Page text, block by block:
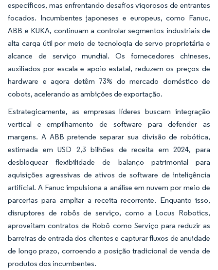
específicos, mas enfrentando desafios vigorosos de entrantes
focados. Incumbentes japoneses e europeus, como Fanuc,
ABB e KUKA, continuam a controlar segmentos industriais de
alta carga útil por meio de tecnologia de servo proprietária e
alcance de serviço mundial. Os fornecedores chineses,
auxiliados por escala e apoio estatal, reduzem os preços de
hardware e agora detêm 73% do mercado doméstico de
cobots, acelerando as ambições de exportação.
Estrategicamente, as empresas líderes buscam integração
vertical e empilhamento de software para defender as
margens. A ABB pretende separar sua divisão de robótica,
estimada em USD 2,3 bilhões de receita em 2024, para
desbloquear flexibilidade de balanço patrimonial para
aquisições agressivas de ativos de software de inteligência
artificial. A Fanuc impulsiona a análise em nuvem por meio de
parcerias para ampliar a receita recorrente. Enquanto isso,
disruptores de robôs de serviço, como a Locus Robotics,
aproveitam contratos de Robô como Serviço para reduzir as
barreiras de entrada dos clientes e capturar fluxos de anuidade
de longo prazo, corroendo a posição tradicional de venda de
produtos dos incumbentes.